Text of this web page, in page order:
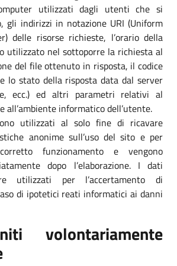
utilizzati dagli utenti che si
gli indirizzi in notazione URI (Uniform
delle risorse richieste, l’orario della
utilizzato nel sottoporre la richiesta al
del file ottenuto in risposta, il codice
lo stato della risposta data dal server
ecc.) ed altri parametri relativi al
all’ambiente informatico dell’utente.
utilizzati al solo fine di ricavare
anonime sull’uso del sito e per
funzionamento e vengono
dopo l’elaborazione. I dati
utilizzati per l’accertamento di
di ipotetici reati informatici ai danni
volontariamente